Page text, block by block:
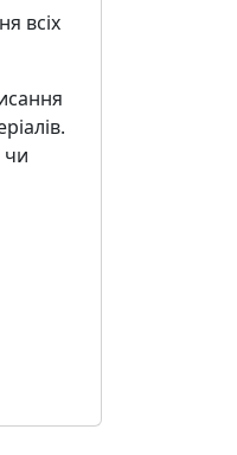
всіх
чи